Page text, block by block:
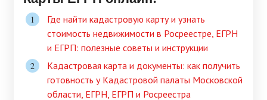
Где найти кадастровую карту и узнать
стоимость недвижимости в Росреестре, ЕГРН
и ЕГРП: полезные советы и инструкции
Кадастровая карта и документы: как получить
готовность у Кадастровой палаты Московской
области, ЕГРН, ЕГРП и Росреестра